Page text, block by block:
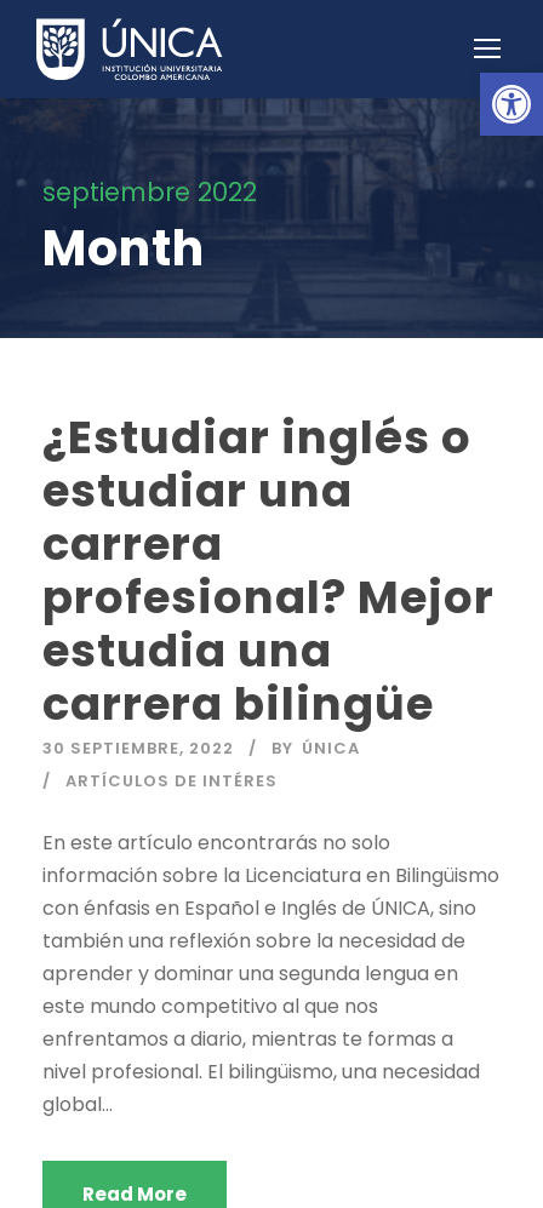
Abrir barra de herramientas
septiembre 2022
Month
¿Estudiar inglés o
estudiar una
carrera
profesional? Mejor
estudia una
carrera bilingüe
30 SEPTIEMBRE, 2022 BY ÚNICA
ARTÍCULOS DE INTÉRES
En este artículo encontrarás no solo
información sobre la Licenciatura en Bilingüismo
con énfasis en Español e Inglés de ÚNICA, sino
también una reflexión sobre la necesidad de
aprender y dominar una segunda lengua en
este mundo competitivo al que nos
enfrentamos a diario, mientras te formas a
nivel profesional. El bilingüismo, una necesidad
global...
Read More